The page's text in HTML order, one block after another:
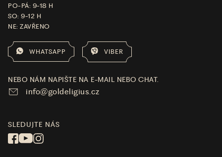
PO-PÁ: 9-18 H
SO: 9-12 H
NE: ZAVŘENO
WHATSAPP VIBER
NEBO NÁM NAPIŠTE NA E-MAIL NEBO CHAT.
info@goldeligius.cz
SLEDUJTE NÁS